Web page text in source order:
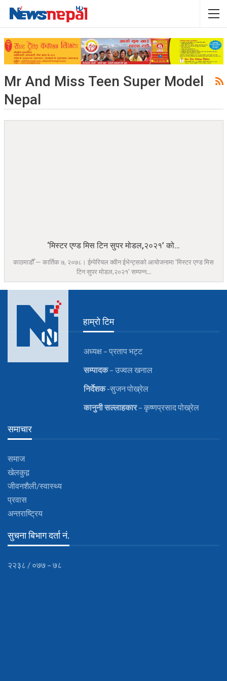
Mr And Miss Teen Super Model
Nepal
‘मिस्टर एण्ड मिस टिन सुपर मोडल,२०२१’ को…
काठमाडौँ — कार्तिक ७, २०७८। ईम्पेरियल क्वीन ईभेन्ट्सको आयोजनामा 'मिस्टर एण्ड मिस
टिन सुपर मोडल,२०२१' सम्पन्न…
हाम्रो टिम
अध्यक्ष – प्रताप भट्ट
सम्पादक– उज्वल खनाल
निर्देशक-सुजन पोख्रेल
कानुनीसल्लाहकार– कृष्णप्रसाद पोख्रेल
समाचार
समाज
खेलकुद़़
जीवनशैली/स्वास्थ्य
प्रवास
अन्तराष्ट्रिय
सुचना बिभाग दर्ता नं.
२२३८ / ०७७ – ७८